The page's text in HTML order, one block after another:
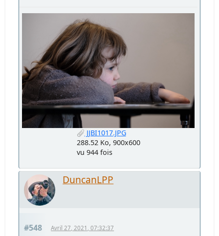
JJBI1017.JPG
288.52 Ko, 900x600
vu 944 fois
DuncanLPP
#548 Avril 27, 2021, 07:32:37